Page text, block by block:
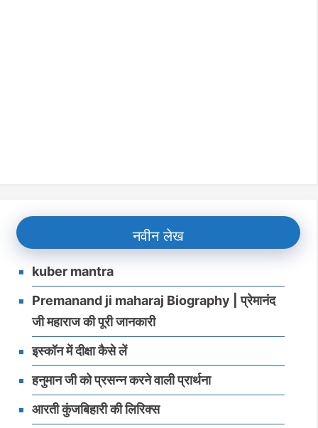
नवीन लेख
kuber mantra
Premanand ji maharaj Biography | प्रेमानंद
जी महाराज की पूरी जानकारी
इस्‍कॉन में दीक्षा कैसे लें
हनुमान जी को प्रसन्‍न करने वाली प्रार्थना
आरती कुंजबिहारी की लिरिक्स